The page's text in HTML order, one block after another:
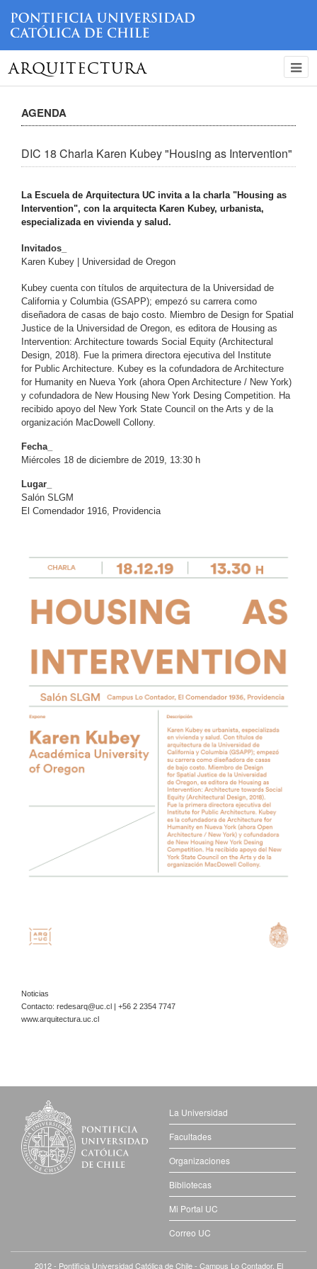
ARQUITECTURA
AGENDA
DIC 18 Charla Karen Kubey "Housing as Intervention"
La Escuela de Arquitectura UC invita a la charla "Housing as
Intervention", con la arquitecta Karen Kubey, urbanista,
especializada en vivienda y salud.
Invitados_
Karen Kubey | Universidad de Oregon
Kubey cuenta con títulos de arquitectura de la Universidad de
California y Columbia (GSAPP); empezó su carrera como
diseñadora de casas de bajo costo. Miembro de Design for Spatial
Justice de la Universidad de Oregon, es editora de Housing as
Intervention: Architecture towards Social Equity (Architectural
Design, 2018). Fue la primera directora ejecutiva del Institute
for Public Architecture. Kubey es la cofundadora de Architecture
for Humanity en Nueva York (ahora Open Architecture / New York)
y cofundadora de New Housing New York Desing Competition. Ha
recibido apoyo del New York State Council on the Arts y de la
organización MacDowell Collony.
Fecha_
Miércoles 18 de diciembre de 2019, 13:30 h
Lugar_
Salón SLGM
El Comendador 1916 , Providencia
Noticias
Contacto: redesarq@uc.cl
| +56 2 2354 7747
www.arquitectura.uc.cl
La Universidad
Facultades
Organizaciones
Bibliotecas
Mi Portal UC
Correo UC
2012 - Pontificia UniversidadCatólicade Chile - Campus Lo Contador. El